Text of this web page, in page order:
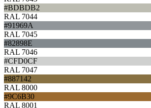
#BDBDB2
RAL 7044
#91969A
RAL 7045
#82898E
RAL 7046
#CFD0CF
RAL 7047
#887142
RAL 8000
#9C6B30
RAL 8001